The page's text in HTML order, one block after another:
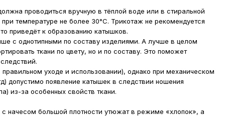
проводиться вручную в тёплой воде или в стиральной
температуре не более 30°С. Трикотаж не рекомендуется
приведёт к образованию катышков.
с однотипными по составу изделиями. А лучше в целом
ткани по цвету, но и по составу. Это поможет
уходе и использовании), однако при механическом
допустимо появление катышек в следствии ношения
из-за особенных свойств ткани.
начесом большой плотности утюжат в режиме «хлопок», а